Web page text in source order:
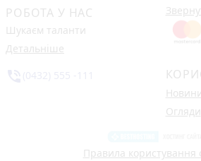
РОБОТА У НАС
Шукаєм таланти
Детальніше
Огляди
Правила користування